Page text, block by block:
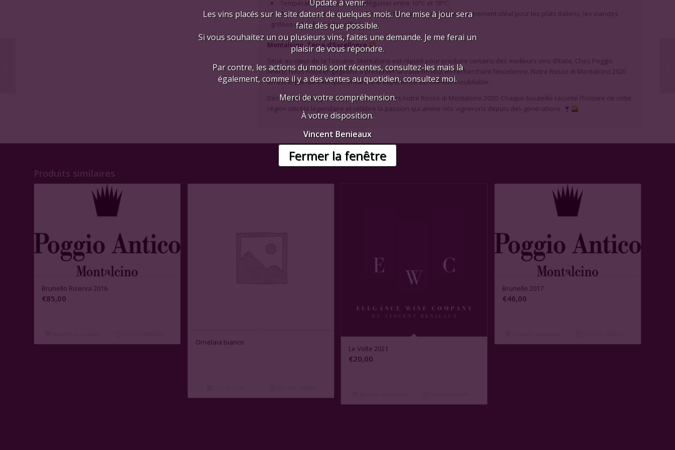
Température de Service : À déguster entre 16°C et 18°C.
Accords Gourmands : Notre Rosso di Montalcino est l’accompagnement idéal pour les plats italiens, les viandes
grillées et les fromages affinés.
Montalcino, Terre d’Excellence
Situé au cœur de la Toscane, Montalcino est réputé pour produire certains des meilleurs vins d’Italie. Chez Poggio
Antico, nous nous engageons à préserver la tradition tout en recherchant l’excellence. Notre Rosso di Montalcino 2020
en est le parfait exemple, offrant une expérience sensorielle inoubliable.
Découvrez la magie de Montalcino à travers notre Rosso di Montalcino 2020. Chaque bouteille raconte l’histoire de cette
région viticole légendaire et célèbre la passion qui anime nos vignerons depuis des générations.
Produits similaires
Brunello Riserva 2016
€85,00
Ornelaia bianco
Le Volte 2021
€20,00
Brunello 2017
€46,00
Update à venir.
Les vins placés sur le site datent de quelques mois. Une mise à jour sera
faite dès que possible.
Si vous souhaitez un ou plusieurs vins, faites une demande. Je me ferai un
plaisir de vous répondre.
Par contre, les actions du mois sont récentes, consultez-les mais là
également, comme il y a des ventes au quotidien, consultez moi.
Merci de votre compréhension.
À votre disposition.
Vincent Benieaux
Fermer la fenêtre